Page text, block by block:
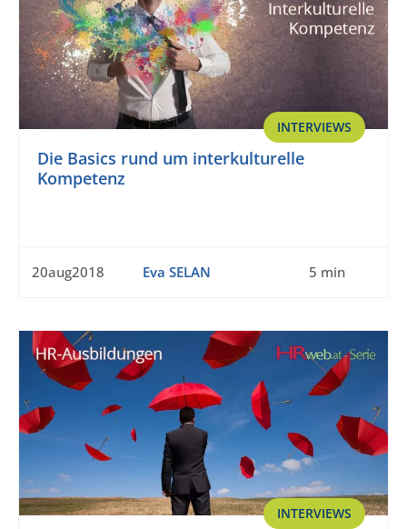
INTERVIEWS
Die Basics rund um interkulturelle
Kompetenz
20aug2018 Eva SELAN 5 min
INTERVIEWS